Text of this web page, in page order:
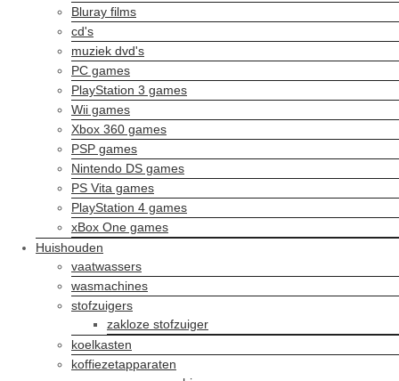
Bluray films
cd's
muziek dvd's
PC games
PlayStation 3 games
Wii games
Xbox 360 games
PSP games
Nintendo DS games
PS Vita games
PlayStation 4 games
xBox One games
Huishouden
vaatwassers
wasmachines
stofzuigers
zakloze stofzuiger
koelkasten
koffiezetapparaten